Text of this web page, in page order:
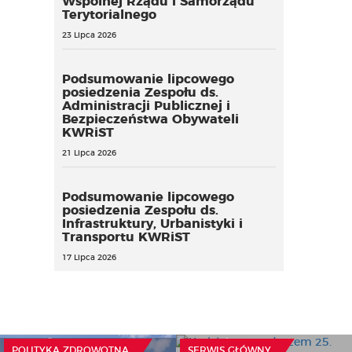
Terytorialnego
23 Lipca 2026
Podsumowanie lipcowego
posiedzenia Zespołu ds.
Administracji Publicznej i
Bezpieczeństwa Obywateli
KWRiST
21 Lipca 2026
Podsumowanie lipcowego
posiedzenia Zespołu ds.
Infrastruktury, Urbanistyki i
Transportu KWRiST
17 Lipca 2026
Demokracji